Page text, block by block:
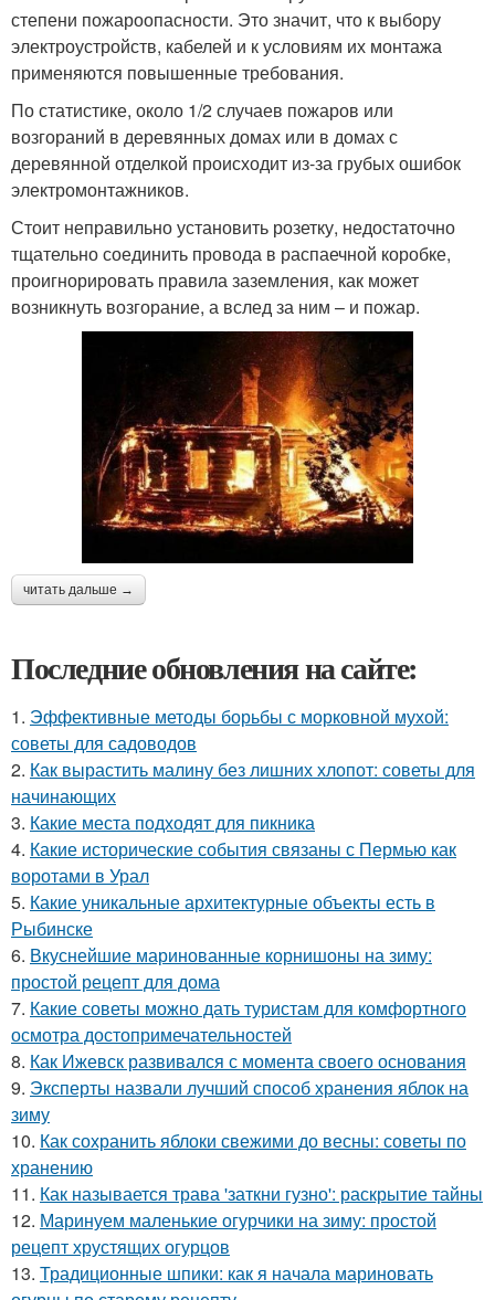
степени пожароопасности. Это значит, что к выбору
электроустройств, кабелей и к условиям их монтажа
применяются повышенные требования.
По статистике, около 1/2 случаев пожаров или
возгораний в деревянных домах или в домах с
деревянной отделкой происходит из-за грубых ошибок
электромонтажников.
Стоит неправильно установить розетку, недостаточно
тщательно соединить провода в распаечной коробке,
проигнорировать правила заземления, как может
возникнуть возгорание, а вслед за ним – и пожар.
читать дальше →
Последние обновления на сайте:
1. Эффективные методы борьбы с морковной мухой:
советы для садоводов
2. Как вырастить малину без лишних хлопот: советы для
начинающих
3. Какие места подходят для пикника
4. Какие исторические события связаны с Пермью как
воротами в Урал
5. Какие уникальные архитектурные объекты есть в
Рыбинске
6. Вкуснейшие маринованные корнишоны на зиму:
простой рецепт для дома
7. Какие советы можно дать туристам для комфортного
осмотра достопримечательностей
8. Как Ижевск развивался с момента своего основания
9. Эксперты назвали лучший способ хранения яблок на
зиму
10. Как сохранить яблоки свежими до весны: советы по
хранению
11. Как называется трава 'заткни гузно': раскрытие тайны
12. Маринуем маленькие огурчики на зиму: простой
рецепт хрустящих огурцов
13. Традиционные шпики: как я начала мариновать